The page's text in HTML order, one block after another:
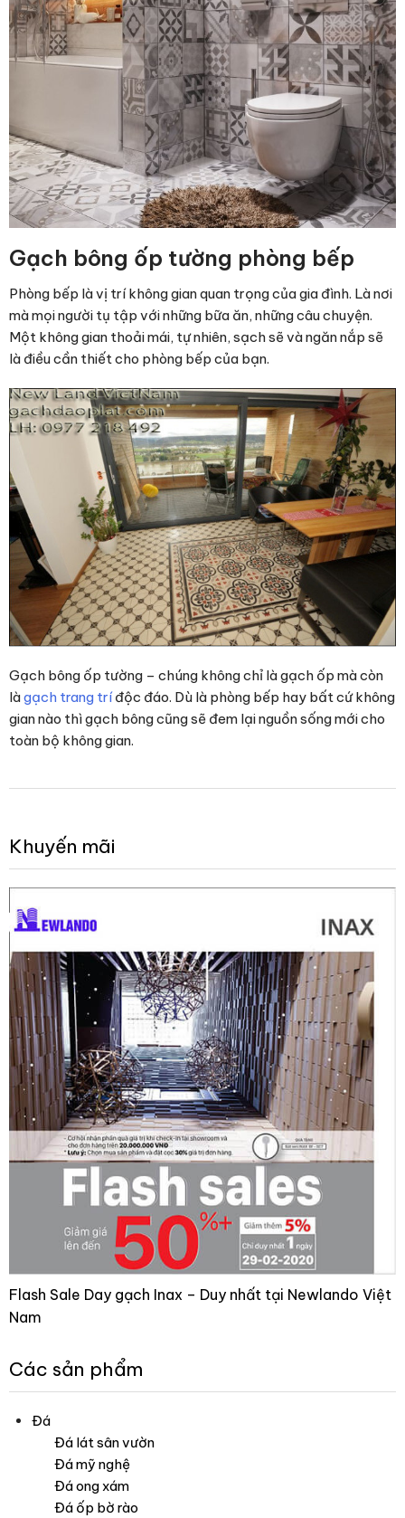
Gạch bông ốp tường phòng bếp
Phòng bếp là vị trí không gian quan trọng của gia đình. Là nơi
mà mọi người tụ tập với những bữa ăn, những câu chuyện.
Một không gian thoải mái, tự nhiên, sạch sẽ và ngăn nắp sẽ
là điều cần thiết cho phòng bếp của bạn.
Gạch bông ốp tường – chúng không chỉ là gạch ốp mà còn
làgạch trang tríđộc đáo. Dù là phòng bếp hay bất cứ không
gian nào thì gạch bông cũng sẽ đem lại nguồn sống mới cho
toàn bộ không gian.
Khuyến mãi
Flash Sale Day gạch Inax – Duy nhất tại Newlando Việt
Nam
Các sản phẩm
Đá
Đá lát sân vườn
Đá mỹ nghệ
Đá ong xám
Đá ốp bờ rào